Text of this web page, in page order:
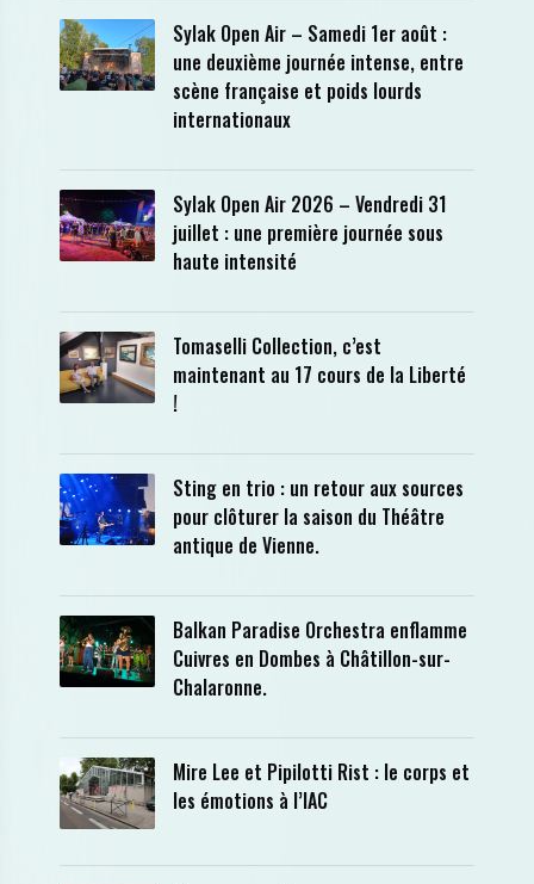
Sylak Open Air – Samedi 1er août :
une deuxième journée intense, entre
scène française et poids lourds
internationaux
Sylak Open Air 2026 – Vendredi 31
juillet : une première journée sous
haute intensité
Tomaselli Collection, c’est
maintenant au 17 cours de la Liberté
!
Sting en trio : un retour aux sources
pour clôturer la saison du Théâtre
antique de Vienne.
Balkan Paradise Orchestra enflamme
Cuivres en Dombes à Châtillon-sur-
Chalaronne.
Mire Lee et Pipilotti Rist : le corps et
les émotions à l’IAC